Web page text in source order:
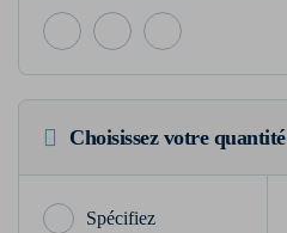
Choisissez votre quantité